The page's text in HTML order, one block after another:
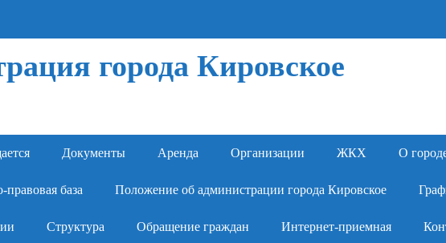
города Кировское
Документы Аренда Организации ЖКХ О
база Положение об администрации города Кировское
Структура Обращение граждан Интернет-приемная